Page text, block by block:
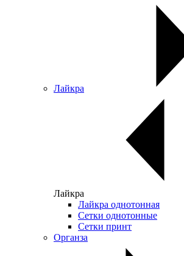
Лайкра
Лайкра
Лайкра однотонная
Сетки однотонные
Сетки принт
Органза